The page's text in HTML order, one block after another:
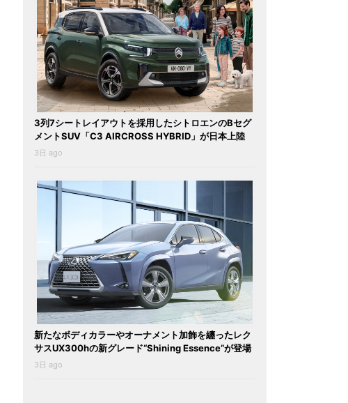
3列7シートレイアウトを採用したシトロエンのBセグ
メントSUV「C3 AIRCROSS HYBRID」が日本上陸
3日 ago
新たなボディカラーやオーナメント加飾を纏ったレク
サスUX300hの新グレード“Shining Essence”が登場
3日 ago